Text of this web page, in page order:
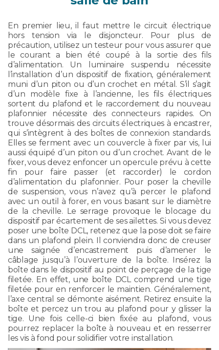
En premier lieu, il faut mettre le circuit électrique
hors tension via le disjoncteur. Pour plus de
précaution, utilisez un testeur pour vous assurer que
le courant a bien été coupé à la sortie des fils
d’alimentation. Un luminaire suspendu nécessite
l’installation d’un dispositif de fixation, généralement
muni d’un piton ou d’un crochet en métal. S’il s’agit
d’un modèle fixe à l’ancienne, les fils électriques
sortent du plafond et le raccordement du nouveau
plafonnier nécessite des connecteurs rapides. On
trouve désormais des circuits électriques à encastrer,
qui s’intègrent à des boîtes de connexion standards.
Elles se ferment avec un couvercle à fixer par vis, lui
aussi équipé d’un piton ou d’un crochet. Avant de le
fixer, vous devez enfoncer un opercule prévu à cette
fin pour faire passer (et raccorder) le cordon
d’alimentation du plafonnier. Pour poser la cheville
de suspension, vous n’avez qu’à percer le plafond
avec un outil à forer, en vous basant sur le diamètre
de la cheville. Le serrage provoque le blocage du
dispositif par écartement de ses ailettes. Si vous devez
poser une boîte DCL, retenez que la pose doit se faire
dans un plafond plein. Il conviendra donc de creuser
une saignée d’encastrement puis d’amener le
câblage jusqu’à l’ouverture de la boîte. Insérez la
boîte dans le dispositif au point de perçage de la tige
filetée. En effet, une boîte DCL comprend une tige
filetée pour en renforcer le maintien. Généralement,
l’axe central se démonte aisément. Retirez ensuite la
boîte et percez un trou au plafond pour y glisser la
tige. Une fois celle-ci bien fixée au plafond, vous
pourrez replacer la boîte à nouveau et en resserrer
les vis à fond pour solidifier votre installation.